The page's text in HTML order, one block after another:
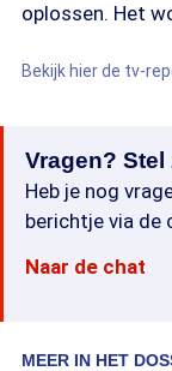
oplossen. Het
Bekijk hier de tv-
Vragen? Stel
Heb je nog
berichtje via de
Naar de chat
MEER IN HET